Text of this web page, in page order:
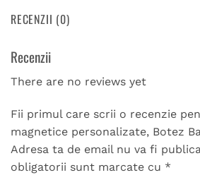
RECENZII (0)
Recenzii
There are no reviews yet
Fii primul care scrii o recenzie
magnetice personalizate, Botez
Adresa ta de email nu va fi
obligatorii sunt marcate cu *